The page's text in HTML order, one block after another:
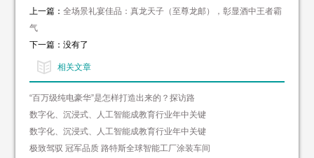
上一篇：全场景礼宴佳品：真龙天子（至尊龙邮），彰显酒中王者霸
气
下一篇：没有了
相关文章
“百万级纯电豪华”是怎样打造出来的？探访路
数字化、沉浸式、人工智能成教育行业年中关键
数字化、沉浸式、人工智能成教育行业年中关键
极致驾驭 冠军品质 路特斯全球智能工厂涂装车间